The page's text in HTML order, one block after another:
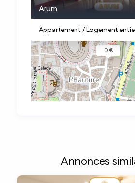
0 €
Arum
Appartement / Logement
Annonces